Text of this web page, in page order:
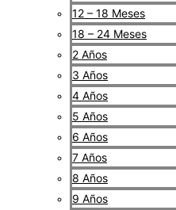
12 – 18 Meses
18 – 24 Meses
2 Años
3 Años
4 Años
5 Años
6 Años
7 Años
8 Años
9 Años